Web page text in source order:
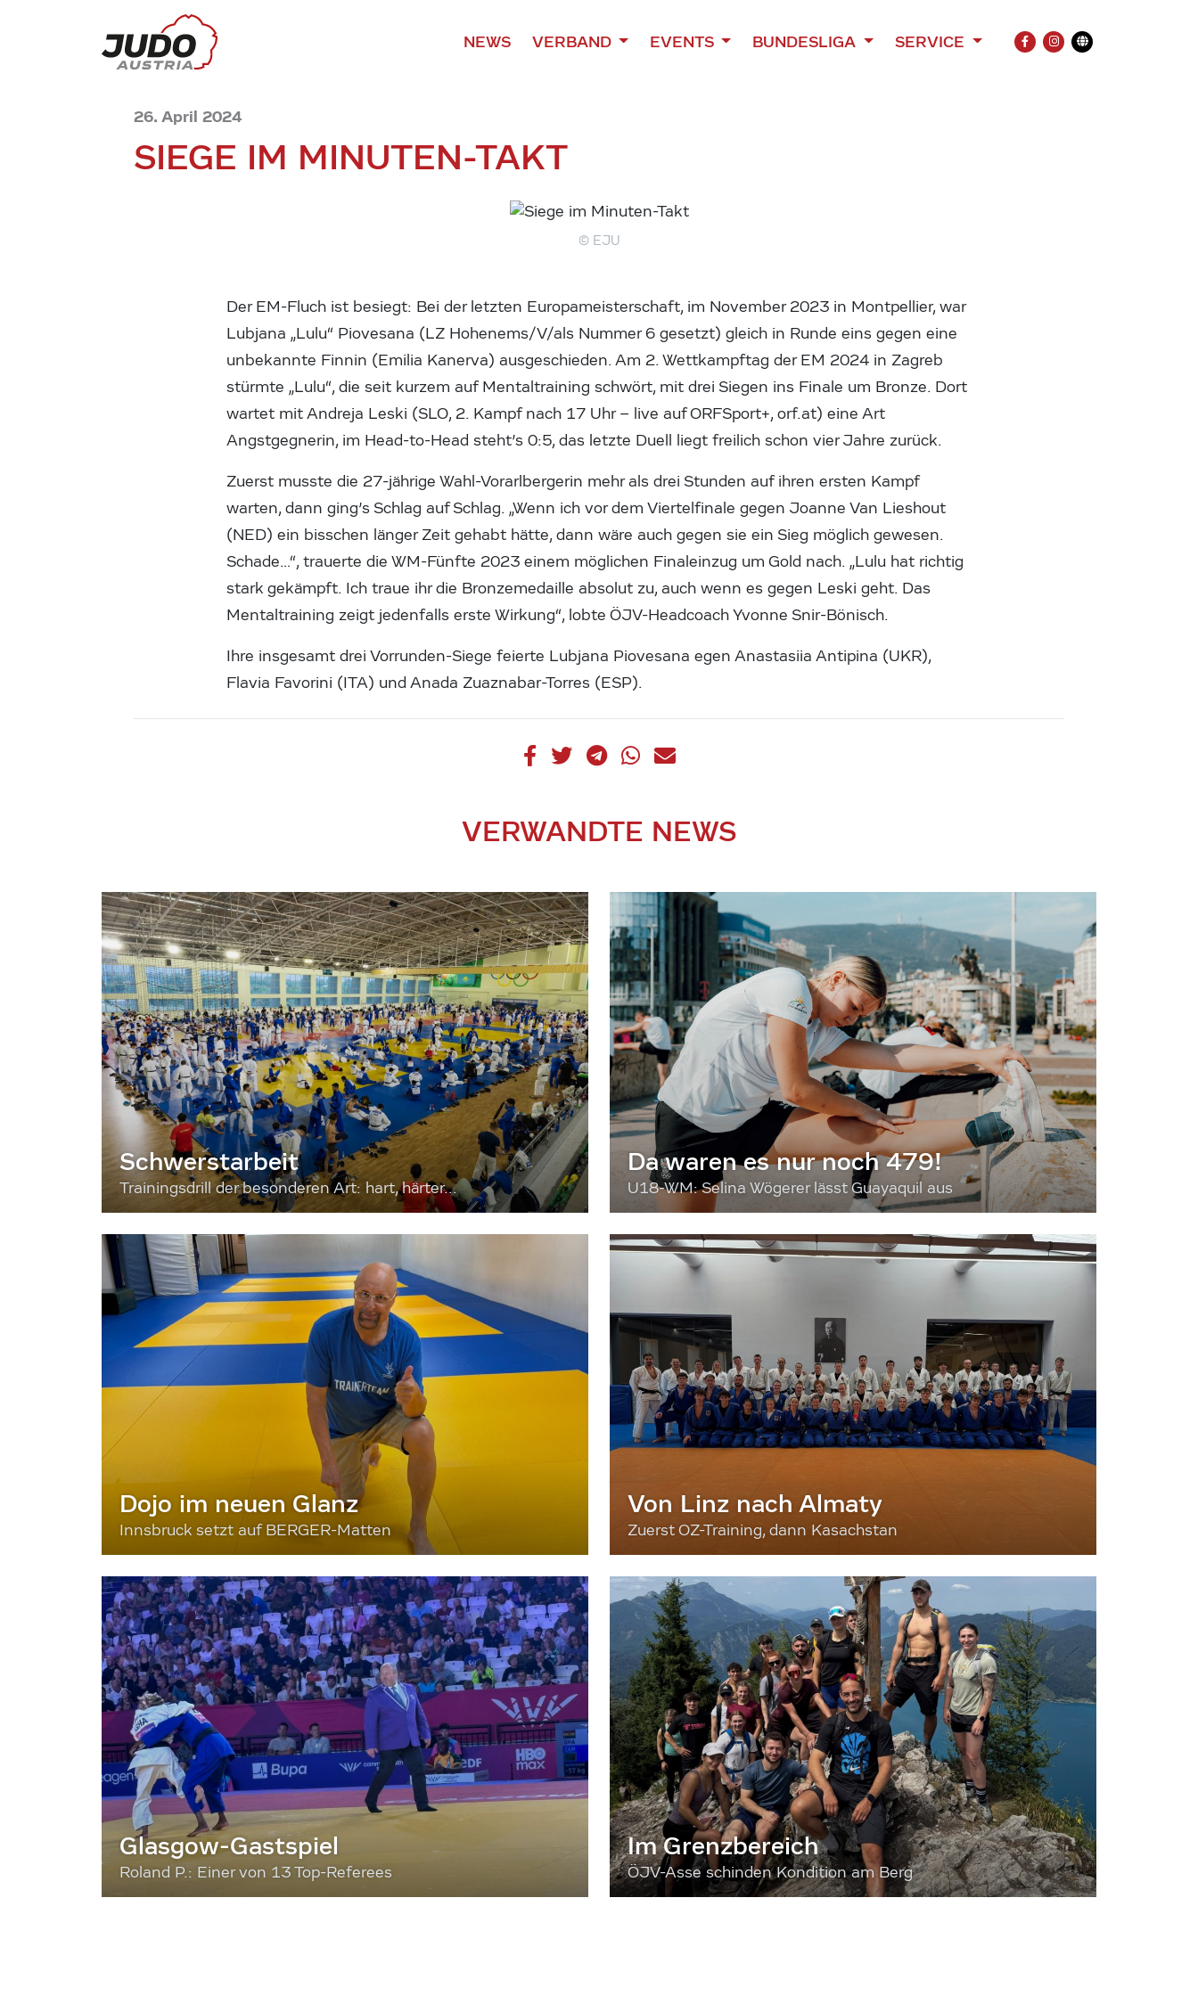
NEWS VERBAND EVENTS BUNDESLIGA SERVICE
FACEBOOK
INSTAGRAM
Übersetzung
26. April 2024
SIEGE IM MINUTEN-TAKT
© EJU
Der EM-Fluch ist besiegt: Bei der letzten Europameisterschaft, im November 2023 in Montpellier, war
Lubjana „Lulu“ Piovesana (LZ Hohenems/V/als Nummer 6 gesetzt) gleich in Runde eins gegen eine
unbekannte Finnin (Emilia Kanerva) ausgeschieden. Am 2. Wettkampftag der EM 2024 in Zagreb
stürmte „Lulu“, die seit kurzem auf Mentaltraining schwört, mit drei Siegen ins Finale um Bronze. Dort
wartet mit Andreja Leski (SLO, 2. Kampf nach 17 Uhr – live auf ORFSport+, orf.at) eine Art
Angstgegnerin, im Head-to-Head steht’s 0:5, das letzte Duell liegt freilich schon vier Jahre zurück.
Zuerst musste die 27-jährige Wahl-Vorarlbergerin mehr als drei Stunden auf ihren ersten Kampf
warten, dann ging’s Schlag auf Schlag. „Wenn ich vor dem Viertelfinale gegen Joanne Van Lieshout
(NED) ein bisschen länger Zeit gehabt hätte, dann wäre auch gegen sie ein Sieg möglich gewesen.
Schade…“, trauerte die WM-Fünfte 2023 einem möglichen Finaleinzug um Gold nach. „Lulu hat richtig
stark gekämpft. Ich traue ihr die Bronzemedaille absolut zu, auch wenn es gegen Leski geht. Das
Mentaltraining zeigt jedenfalls erste Wirkung“, lobte ÖJV-Headcoach Yvonne Snir-Bönisch.
Ihre insgesamt drei Vorrunden-Siege feierte Lubjana Piovesana egen Anastasiia Antipina (UKR),
Flavia Favorini (ITA) und Anada Zuaznabar-Torres (ESP).
VERWANDTE NEWS
Schwerstarbeit
Trainingsdrill der besonderen Art: hart, härter...
Da waren es nur noch 479!
U18-WM: Selina Wögerer lässt Guayaquil aus
Dojo im neuen Glanz
Innsbruck setzt auf BERGER-Matten
Von Linz nach Almaty
Zuerst OZ-Training, dann Kasachstan
Glasgow-Gastspiel
Roland P.: Einer von 13 Top-Referees
Im Grenzbereich
ÖJV-Asse schinden Kondition am Berg